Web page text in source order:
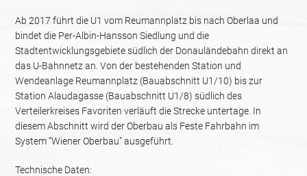
Ab 2017 führt die U1 vom Reumannplatz bis nach Oberlaa und
bindet die Per-Albin-Hansson Siedlung und die
Stadtentwicklungsgebiete südlich der Donauländebahn direkt an
das U-Bahnnetz an. Von der bestehenden Station und
Wendeanlage Reumannplatz (Bauabschnitt U1/10) bis zur
Station Alaudagasse (Bauabschnitt U1/8) südlich des
Verteilerkreises Favoriten verläuft die Strecke untertage. In
diesem Abschnitt wird der Oberbau als Feste Fahrbahn im
System “Wiener Oberbau” ausgeführt.
Technische Daten: